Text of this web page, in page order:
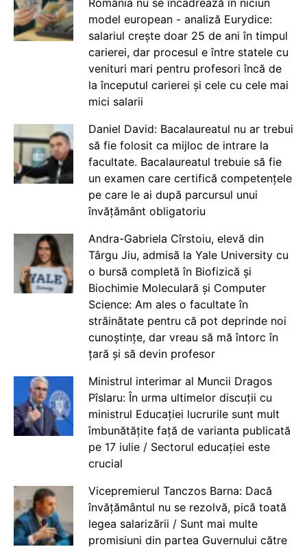
România nu se încadrează în niciun
model european - analiză Eurydice:
salariul crește doar 25 de ani în timpul
carierei, dar procesul e între statele cu
venituri mari pentru profesori încă de
la începutul carierei și cele cu cele mai
mici salarii
Daniel David: Bacalaureatul nu ar trebui
să fie folosit ca mijloc de intrare la
facultate. Bacalaureatul trebuie să fie
un examen care certifică competențele
pe care le ai după parcursul unui
învățământ obligatoriu
Andra-Gabriela Cîrstoiu, elevă din
Târgu Jiu, admisă la Yale University cu
o bursă completă în Biofizică și
Biochimie Moleculară și Computer
Science: Am ales o facultate în
străinătate pentru că pot deprinde noi
cunoștințe, dar vreau să mă întorc în
țară și să devin profesor
Ministrul interimar al Muncii Dragos
Pîslaru: În urma ultimelor discuții cu
ministrul Educației lucrurile sunt mult
îmbunătățite față de varianta publicată
pe 17 iulie / Sectorul educației este
crucial
Vicepremierul Tanczos Barna: Dacă
învățământul nu se rezolvă, pică toată
legea salarizării / Sunt mai multe
promisiuni din partea Guvernului către